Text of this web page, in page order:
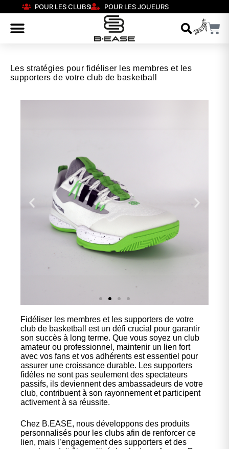
POUR LES CLUBS POUR LES JOUEURS
Les stratégies pour fidéliser les membres et les
supporters de votre club de basketball
Nos
chaussures
Confort et performance à
prix accessible.
Cliquez ici
Fidéliser les membres et les supporters de votre
club de basketball est un défi crucial pour garantir
son succès à long terme. Que vous soyez un club
amateur ou professionnel, maintenir un lien fort
avec vos fans et vos adhérents est essentiel pour
assurer une croissance durable. Les supporters
fidèles ne sont pas seulement des spectateurs
passifs, ils deviennent des ambassadeurs de votre
club, contribuent à son rayonnement et participent
activement à sa réussite.
Chez B.EASE, nous développons des produits
personnalisés pour les clubs afin de renforcer ce
lien, mais l’engagement des supporters et des